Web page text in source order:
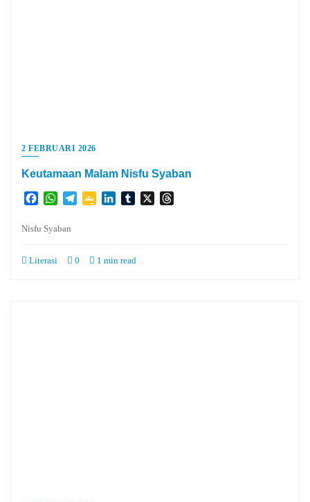
2 FEBRUARI 2026
Keutamaan Malam Nisfu Syaban
FacebookWhatsApp
TelegramGoogleLinkedInTumblr
X
Nisfu Syaban
Literasi 0 1 min read